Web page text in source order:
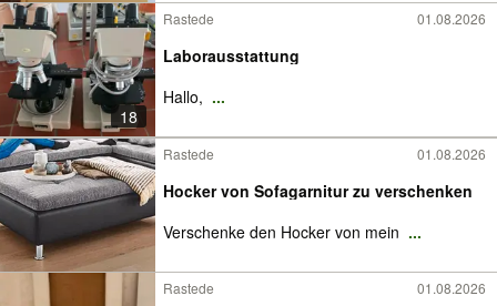
18
Rastede 01.08.2026
Laborausstattung
Hallo, ...
Rastede 01.08.2026
Hocker von Sofagarnitur zu verschenken
Verschenke den Hocker von mein ...
Rastede 01.08.2026